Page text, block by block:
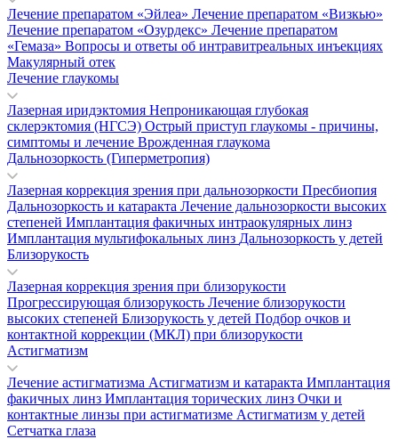
Лечение препаратом «Эйлеа» Лечение препаратом «Визкью»
Лечение препаратом «Озурдекс» Лечение препаратом
«Гемаза» Вопросы и ответы об интравитреальных инъекциях
Макулярный отек
Лечение глаукомы
Лазерная иридэктомия Непроникающая глубокая
склерэктомия (НГСЭ) Острый приступ глаукомы - причины,
симптомы и лечение Врожденная глаукома
Дальнозоркость (Гиперметропия)
Лазерная коррекция зрения при дальнозоркости Пресбиопия
Дальнозоркость и катаракта Лечение дальнозоркости высоких
степеней Имплантация факичных интраокулярных линз
Имплантация мультифокальных линз Дальнозоркость у детей
Близорукость
Лазерная коррекция зрения при близорукости
Прогрессирующая близорукость Лечение близорукости
высоких степеней Близорукость у детей Подбор очков и
контактной коррекции (МКЛ) при близорукости
Астигматизм
Лечение астигматизма Астигматизм и катаракта Имплантация
факичных линз Имплантация торических линз Очки и
контактные линзы при астигматизме Астигматизм у детей
Сетчатка глаза